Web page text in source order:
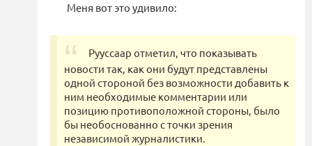
Меня вот это удивило:
Рууссаар отметил, что показывать
новости так, как они будут представлены
одной стороной без возможности добавить к
ним необходимые комментарии или
позицию противоположной стороны, было
бы необоснованно с точки зрения
независимой журналистики.